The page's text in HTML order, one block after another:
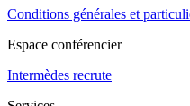
Conditions générales et
Espace conférencier
Intermèdes recrute